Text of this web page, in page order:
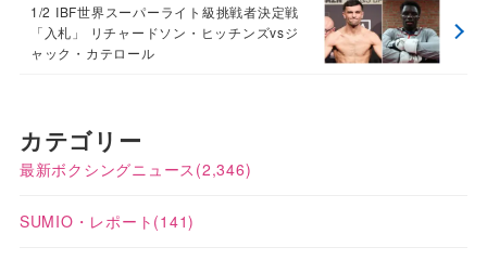
1/2 IBF世界スーパーライト級挑戦者決定戦
「入札」 リチャードソン・ヒッチンズvsジ
ャック・カテロール
カテゴリー
最新ボクシングニュース (2,346)
SUMIO・レポート (141)